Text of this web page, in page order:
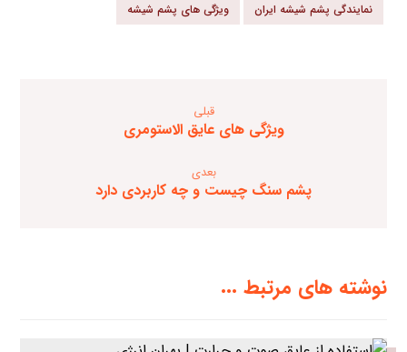
نمایندگی پشم شیشه ایران ویژگی های پشم شیشه
قبلی
ویژگی های عایق الاستومری
بعدی
پشم سنگ چیست و چه کاربردی دارد
نوشته های مرتبط ...